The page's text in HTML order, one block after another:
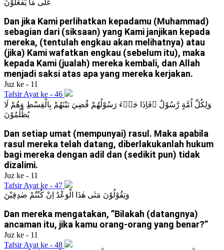
عَلٰى مَا يَفْعَلُوْنَ
Dan jika Kami perlihatkan kepadamu (Muhammad)
sebagian dari (siksaan) yang Kami janjikan kepada
mereka, (tentulah engkau akan melihatnya) atau
(jika) Kami wafatkan engkau (sebelum itu), maka
kepada Kami (jualah) mereka kembali, dan Allah
menjadi saksi atas apa yang mereka kerjakan.
Juz ke - 11
Tafsir Ayat ke - 46
وَلِكُلِّ اُمَّةٍ رَّسُوْلٌ ۚفَاِذَا جَاۤءَ رَسُوْلُهُمْ قُضِيَ بَيْنَهُمْ بِالْقِسْطِ وَهُمْ لَا
يُظْلَمُوْنَ
Dan setiap umat (mempunyai) rasul. Maka apabila
rasul mereka telah datang, diberlakukanlah hukum
bagi mereka dengan adil dan (sedikit pun) tidak
dizalimi.
Juz ke - 11
Tafsir Ayat ke - 47
وَيَقُوْلُوْنَ مَتٰى هٰذَا الْوَعْدُ اِنْ كُنْتُمْ صٰدِقِيْنَ
Dan mereka mengatakan, ”Bilakah (datangnya)
ancaman itu, jika kamu orang-orang yang benar?”
Juz ke - 11
Tafsir Ayat ke - 48